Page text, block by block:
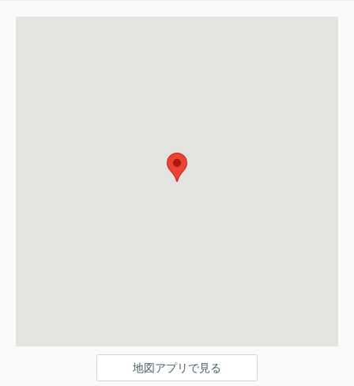
地図アプリで見る